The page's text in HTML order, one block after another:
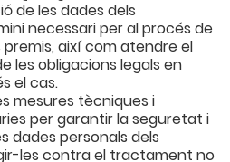
de les dades dels
necessari per al procés de
així com atendre el
les obligacions legals en
el cas.
mesures tècniques i
per garantir la seguretat i
dades personals dels
les contra el tractament no